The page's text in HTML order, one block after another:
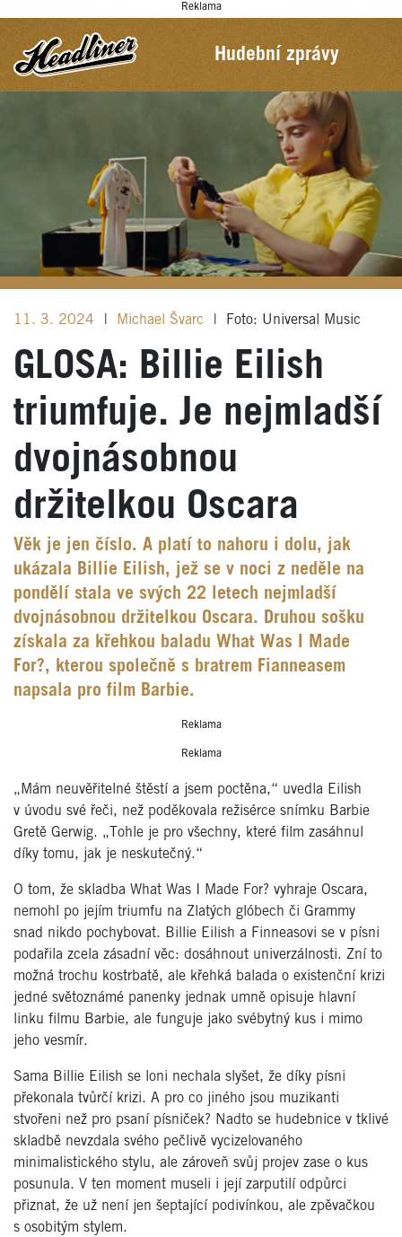
Reklama
Hudební zprávy
11. 3. 2024 Michael Švarc Foto: Universal Music
GLOSA: Billie Eilish
triumfuje. Je nejmladší
dvojnásobnou
držitelkou Oscara
Věk je jen číslo. A platí to nahoru i dolu, jak
ukázala Billie Eilish, jež se v noci z neděle na
pondělí stala ve svých 22 letech nejmladší
dvojnásobnou držitelkou Oscara. Druhou sošku
získala za křehkou baladu What Was I Made
For?, kterou společně s bratrem Fianneasem
napsala pro film Barbie.
Reklama
Reklama
„Mám neuvěřitelné štěstí a jsem poctěna,“ uvedla Eilish
v úvodu své řeči, než poděkovala režisérce snímku Barbie
Gretě Gerwig. „Tohle je pro všechny, které film zasáhnul
díky tomu, jak je neskutečný.“
O tom, že skladba What Was I Made For? vyhraje Oscara,
nemohl po jejím triumfu na Zlatých glóbech či Grammy
snad nikdo pochybovat. Billie Eilish a Finneasovi se v písni
podařila zcela zásadní věc: dosáhnout univerzálnosti. Zní to
možná trochu kostrbatě, ale křehká balada o existenční krizi
jedné světoznámé panenky jednak umně opisuje hlavní
linku filmu Barbie, ale funguje jako svébytný kus i mimo
jeho vesmír.
Sama Billie Eilish se loni nechala slyšet, že díky písni
překonala tvůrčí krizi. A pro co jiného jsou muzikanti
stvořeni než pro psaní písniček? Nadto se hudebnice v tklivé
skladbě nevzdala svého pečlivě vycizelovaného
minimalistického stylu, ale zároveň svůj projev zase o kus
posunula. V ten moment museli i její zarputilí odpůrci
přiznat, že už není jen šeptající podivínkou, ale zpěvačkou
s osobitým stylem.